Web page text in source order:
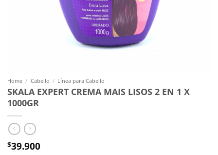
Home / Cabello / Línea para Cabello
SKALA EXPERT CREMA MAIS LISOS 2 EN 1 X
1000GR
$39.900